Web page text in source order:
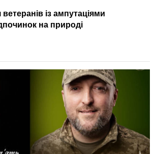
із ампутаціями
на природі